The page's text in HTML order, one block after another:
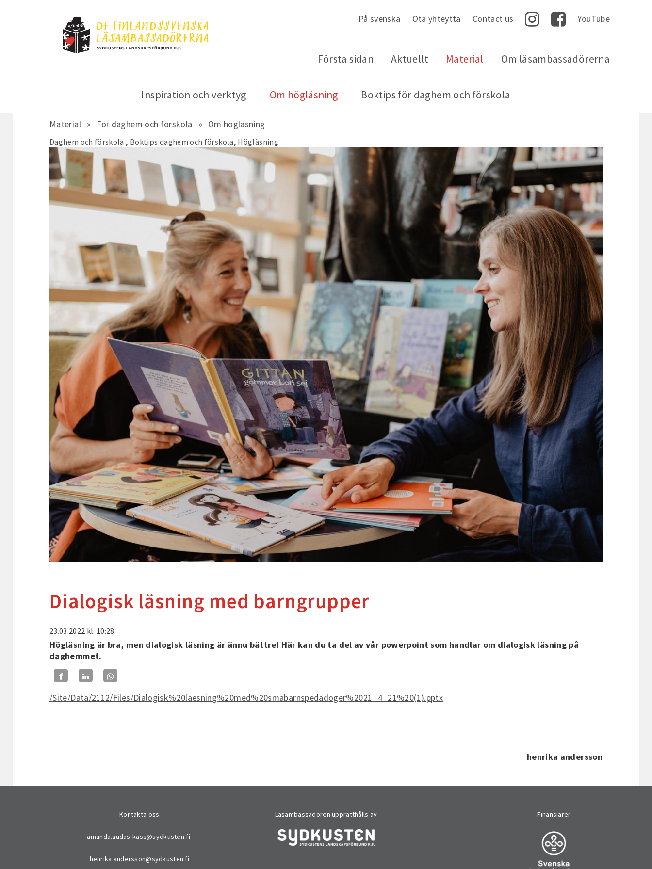
På svenska Ota yhteyttä Contact us InstagramFacebook
YouTube
Första sidan Aktuellt Material Om läsambassadörerna
Material För daghem och förskola Om högläsning
Inspiration och verktyg Om högläsning Boktips för daghem och förskola
Daghem och förskola Boktips daghem och förskola Högläsning
Dialogisk läsning med barngrupper
23.03.2022 kl. 10:28
Högläsning är bra, men dialogisk läsning är ännu bättre! Här kan du ta del av vår powerpoint som handlar om dialogisk läsning på
daghemmet.
/Site/Data/2112/Files/Dialogisk%20laesning%20med%20smabarnspedadoger%2021_4_21%20(1).pptx
henrika andersson
Kontakta oss
amanda.audas-kass@sydkusten.fi
henrika.andersson@sydkusten.fi
Läsambassadören upprätthålls av Finansiärer